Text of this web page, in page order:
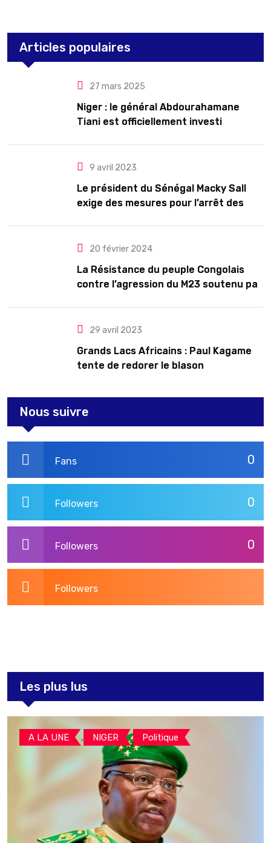
Articles populaires
27 mars 2025
Niger : le général Abdourahamane
Tiani est officiellement investi
9 avril 2023
Le président du Sénégal Macky Sall
exige des mesures pour l’arrêt des
20 février 2024
La Résistance du peuple Congolais
contre l’agression du M23 soutenu par
29 avril 2023
Grands Lacs Africains : Paul Kagame
tente de redorer le blason
Nous suivre
0
Fans
0
Followers
0
Followers
Followers
Les plus lus
A LA UNE , NIGER , Politique